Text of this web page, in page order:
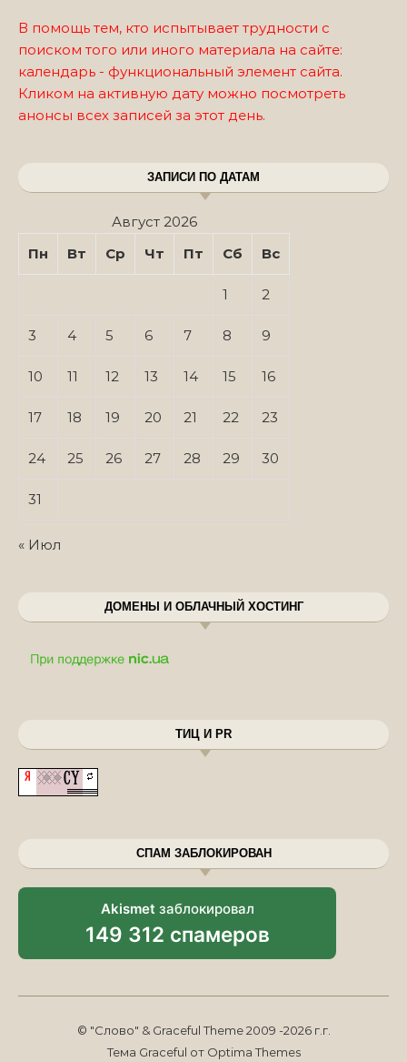
В помощь тем, кто испытывает трудности с
поиском того или иного материала на сайте:
календарь - функциональный элемент сайта.
Кликом на активную дату можно посмотреть
анонсы всех записей за этот день.
ЗАПИСИ ПО ДАТАМ
Август 2026
Пн
Вт Ср Чт Пт Сб Вс
1 2
3 4 5 6 7 8 9
10 11 12 13 14 15 16
17 18 19 20 21 22 23
24 25 26 27 28 29 30
31
« Июл
ДОМЕНЫ И ОБЛАЧНЫЙ ХОСТИНГ
ТИЦ И PR
СПАМ ЗАБЛОКИРОВАН
Akismet заблокировал
149 312 спамеров
© "Слово" & Graceful Theme 2009 -2026 г.г.
Тема Graceful от Optima Themes